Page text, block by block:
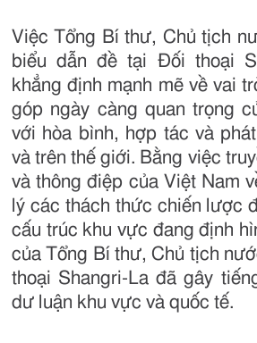
Việc Tổng Bí thư, Chủ tịch
biểu dẫn đề tại Đối thoại
khẳng định mạnh mẽ về vai
góp ngày càng quan trọng
với hòa bình, hợp tác và
và trên thế giới. Bằng việc
và thông điệp của Việt Nam
lý các thách thức chiến lược
cấu trúc khu vực đang định
của Tổng Bí thư, Chủ tịch
thoại Shangri-La đã gây
dư luận khu vực và quốc tế.